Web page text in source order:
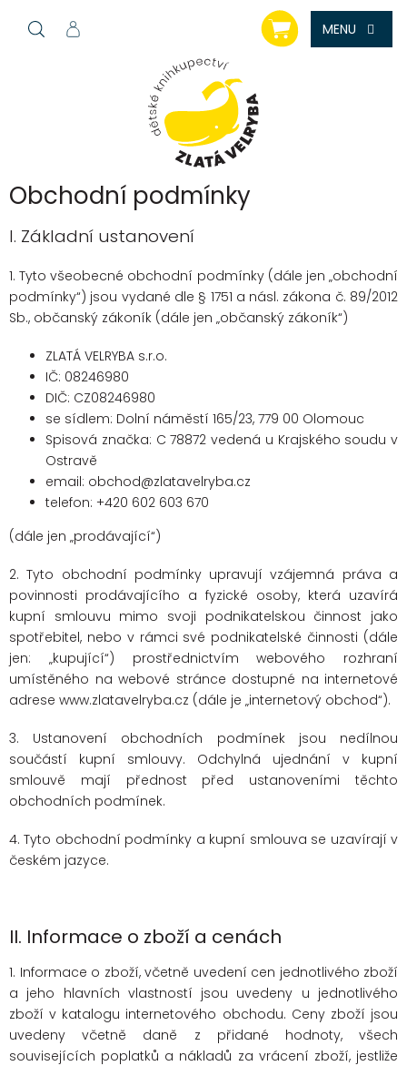
NÁKUPNÍ
KOŠÍK
Obchodní podmínky
I. Základní ustanovení
1. Tyto všeobecné obchodní podmínky (dále jen „obchodní
podmínky“) jsou vydané dle § 1751 a násl. zákona č. 89/2012
Sb., občanský zákoník (dále jen „občanský zákoník“)
ZLATÁ VELRYBA s.r.o.
IČ: 08246980
DIČ: CZ08246980
se sídlem: Dolní náměstí 165/23, 779 00 Olomouc
Spisová značka: C 78872 vedená u Krajského soudu v
Ostravě
email: obchod@zlatavelryba.cz
telefon: +420 602 603 670
(dále jen „prodávající“)
2. Tyto obchodní podmínky upravují vzájemná práva a
povinnosti prodávajícího a fyzické osoby, která uzavírá
kupní smlouvu mimo svoji podnikatelskou činnost jako
spotřebitel, nebo v rámci své podnikatelské činnosti (dále
jen: „kupující“) prostřednictvím webového rozhraní
umístěného na webové stránce dostupné na internetové
adrese www.zlatavelryba.cz (dále je „internetový obchod“).
3. Ustanovení obchodních podmínek jsou nedílnou
součástí kupní smlouvy. Odchylná ujednání v kupní
smlouvě mají přednost před ustanoveními těchto
obchodních podmínek.
4. Tyto obchodní podmínky a kupní smlouva se uzavírají v
českém jazyce.
II. Informace o zboží a cenách
1. Informace o zboží, včetně uvedení cen jednotlivého zboží
a jeho hlavních vlastností jsou uvedeny u jednotlivého
zboží v katalogu internetového obchodu. Ceny zboží jsou
uvedeny včetně daně z přidané hodnoty, všech
souvisejících poplatků a nákladů za vrácení zboží, jestliže